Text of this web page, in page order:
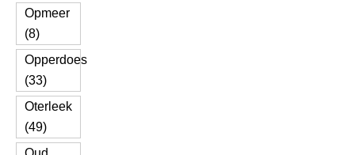
Opmeer
(8)
Opperdoes
(33)
Oterleek
(49)